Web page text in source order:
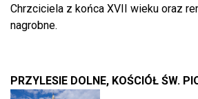
Chrzciciela z końca XVII wieku oraz
nagrobne.
PRZYLESIE DOLNE, KOŚCIÓŁ ŚW.